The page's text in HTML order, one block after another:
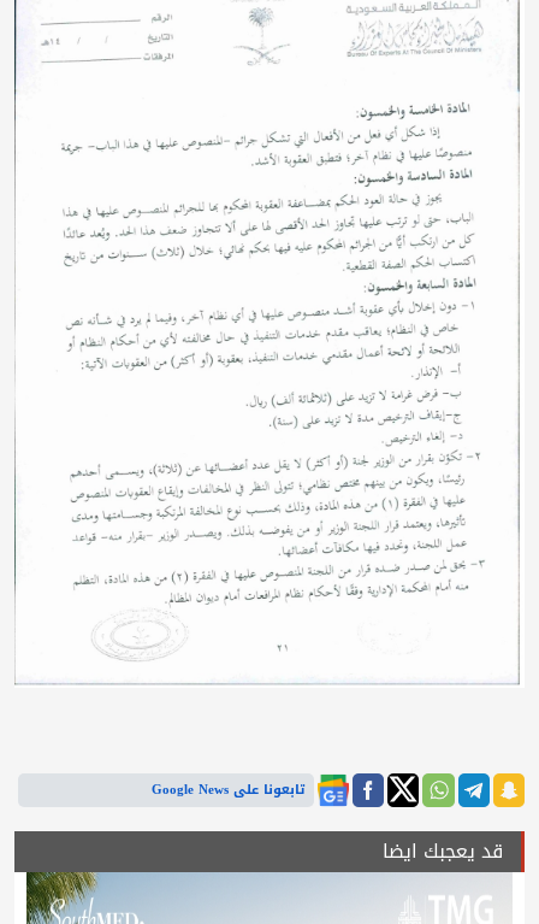
تابعونا على Google News
قد يعجبك ايضا